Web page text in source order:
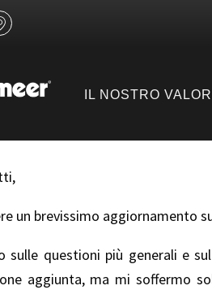
r
k
IL NOSTRO
un brevissimo aggiornamento
sulle questioni più generali e
aggiunta, ma mi soffermo